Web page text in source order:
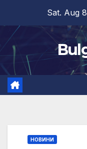
content
Sat. Aug
НОВИНИ